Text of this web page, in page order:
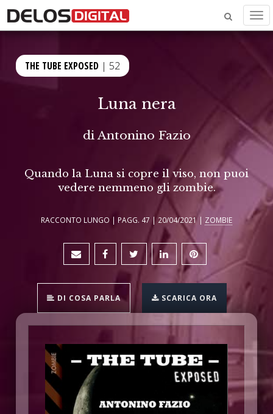
THE TUBE EXPOSED | 52
Luna nera
diAntonino Fazio
Quando la Luna si copre il viso, non puoi
vedere nemmeno gli zombie.
RACCONTO LUNGO | PAGG. 47 | 20/04/2021 | ZOMBIE
DI COSA PARLA SCARICA ORA